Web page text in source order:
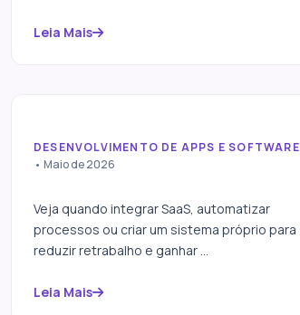
Leia Mais
Integração entre SaaS e
DESENVOLVIMENTO DE APPS E SOFTWARE
• Maio de 2026
Veja quando integrar SaaS, automatizar
processos ou criar um sistema próprio para
reduzir retrabalho e ganhar ...
Leia Mais